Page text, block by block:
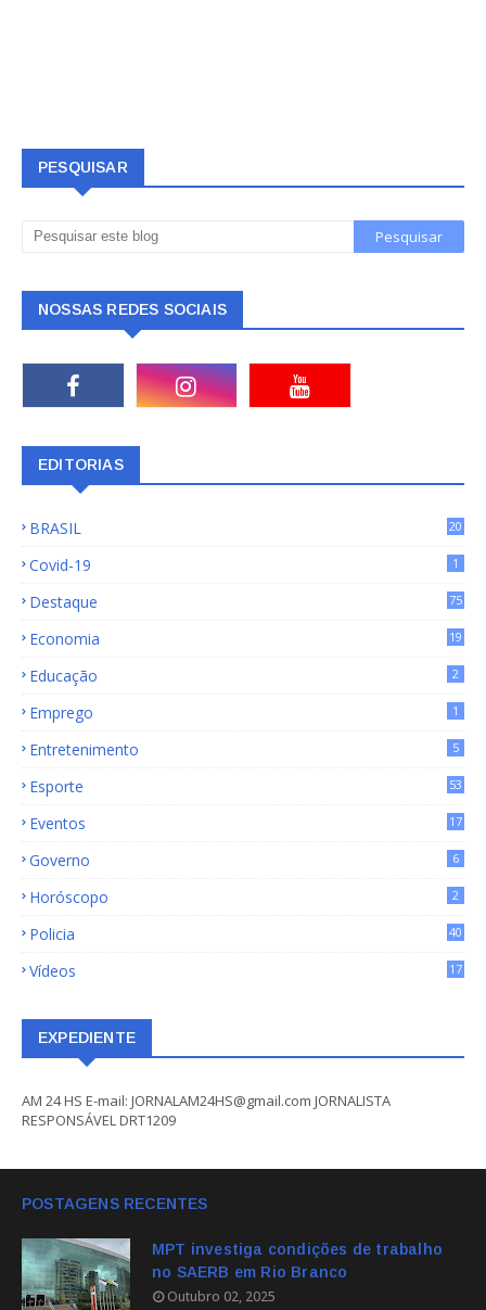
PESQUISAR
NOSSAS REDES SOCIAIS
EDITORIAS
BRASIL
20
Covid-19 1
Destaque
75
Economia
19
Educação 2
Emprego 1
Entretenimento 5
Esporte 53
Eventos 17
Governo 6
Horóscopo 2
Policia 40
Vídeos 17
EXPEDIENTE
AM 24 HS E-mail: JORNALAM24HS@gmail.com JORNALISTA
RESPONSÁVEL DRT1209
POSTAGENS RECENTES
MPT investiga condições de trabalho
no SAERB em Rio Branco
Outubro 02, 2025